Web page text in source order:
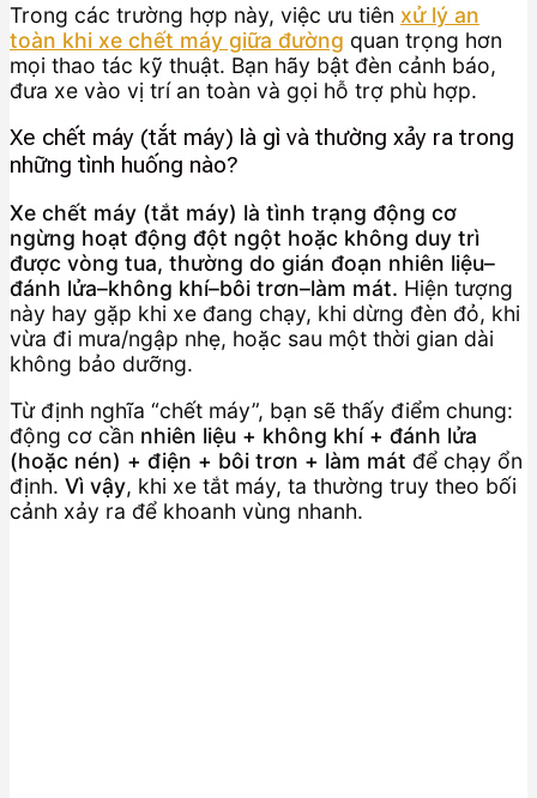
Trong các trường hợp này, việc ưu tiên xử lý an
toàn khi xe chết máy giữa đường quan trọng hơn
mọi thao tác kỹ thuật. Bạn hãy bật đèn cảnh báo,
đưa xe vào vị trí an toàn và gọi hỗ trợ phù hợp.
Xe chết máy (tắt máy) là gì và thường xảy ra trong
những tình huống nào?
Xe chết máy (tắt máy) là tình trạng động cơ
ngừng hoạt động đột ngột hoặc không duy trì
được vòng tua, thường do gián đoạn nhiên liệu–
đánh lửa–không khí–bôi trơn–làm mát. Hiện tượng
này hay gặp khi xe đang chạy, khi dừng đèn đỏ, khi
vừa đi mưa/ngập nhẹ, hoặc sau một thời gian dài
không bảo dưỡng.
Từ định nghĩa “chết máy”, bạn sẽ thấy điểm chung:
động cơ cần nhiên liệu + không khí + đánh lửa
(hoặc nén) + điện + bôi trơn + làm mát để chạy ổn
định. Vì vậy, khi xe tắt máy, ta thường truy theo bối
cảnh xảy ra để khoanh vùng nhanh.